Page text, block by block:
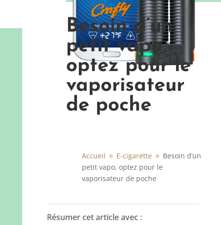
Besoin d’un
petit vapo,
optez pour le
vaporisateur
de poche
Accueil 9 E-cigarette 9 Besoin d’un
petit vapo, optez pour le
vaporisateur de poche
Résumer cet article avec :